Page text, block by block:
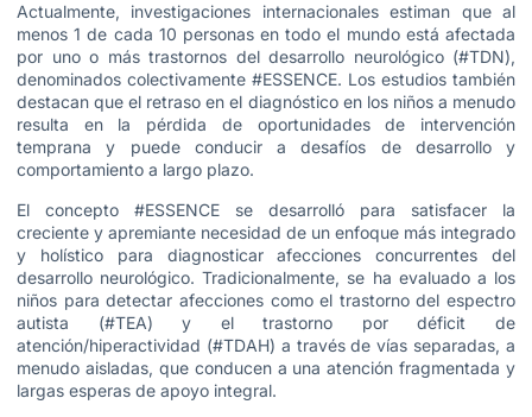
Actualmente, investigaciones internacionales estiman que al
menos 1 de cada 10 personas en todo el mundo está afectada
por uno o más trastornos del desarrollo neurológico (#TDN),
denominados colectivamente #ESSENCE. Los estudios también
destacan que el retraso en el diagnóstico en los niños a menudo
resulta en la pérdida de oportunidades de intervención
temprana y puede conducir a desafíos de desarrollo y
comportamiento a largo plazo.
El concepto #ESSENCE se desarrolló para satisfacer la
creciente y apremiante necesidad de un enfoque más integrado
y holístico para diagnosticar afecciones concurrentes del
desarrollo neurológico. Tradicionalmente, se ha evaluado a los
niños para detectar afecciones como el trastorno del espectro
autista (#TEA) y el trastorno por déficit de
atención/hiperactividad (#TDAH) a través de vías separadas, a
menudo aisladas, que conducen a una atención fragmentada y
largas esperas de apoyo integral.